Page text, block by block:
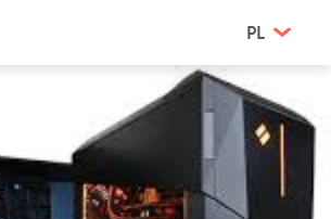
PL